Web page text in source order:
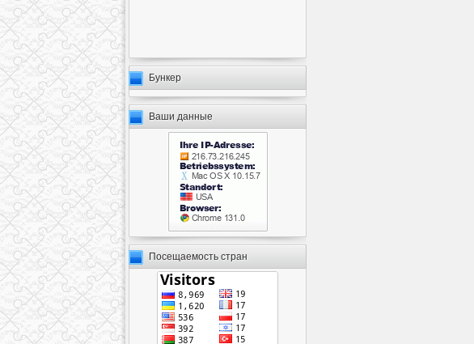
Бункер
Ваши данные
Посещаемость стран